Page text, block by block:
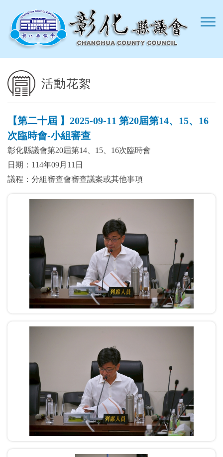
活動花絮
【第二十屆 】2025-09-11 第20屆第14、15、16
次臨時會-小組審查
彰化縣議會第20屆第14、15、16次臨時會
日期：114年09月11日
議程：分組審查會審查議案或其他事項